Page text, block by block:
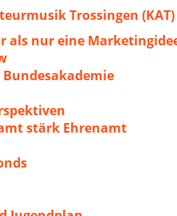
Trossingen (KAT)
als nur eine
stärk Ehrenamt